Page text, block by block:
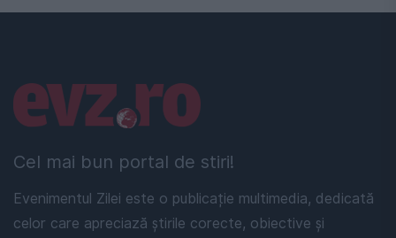
Cel mai bun portal de stiri!
Evenimentul Zilei este o publicație multimedia, dedicată
celor care apreciază știrile corecte, obiective și
Linkuri utile